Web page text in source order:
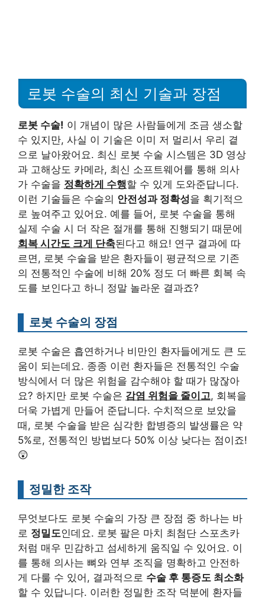
로봇 수술의 최신 기술과 장점
로봇 수술! 이 개념이 많은 사람들에게 조금 생소할
수 있지만, 사실 이 기술은 이미 저 멀리서 우리 곁
으로 날아왔어요. 최신 로봇 수술 시스템은 3D 영상
과 고해상도 카메라, 최신 소프트웨어를 통해 의사
가 수술을 정확하게 수행할 수 있게 도와준답니다.
이런 기술들은 수술의 안전성과 정확성을 획기적으
로 높여주고 있어요. 예를 들어, 로봇 수술을 통해
실제 수술 시 더 작은 절개를 통해 진행되기 때문에
회복 시간도 크게 단축된다고 해요! 연구 결과에 따
르면, 로봇 수술을 받은 환자들이 평균적으로 기존
의 전통적인 수술에 비해 20% 정도 더 빠른 회복 속
도를 보인다고 하니 정말 놀라운 결과죠?
로봇 수술의 장점
로봇 수술은 흡연하거나 비만인 환자들에게도 큰 도
움이 되는데요. 종종 이런 환자들은 전통적인 수술
방식에서 더 많은 위험을 감수해야 할 때가 많잖아
요? 하지만 로봇 수술은 감염 위험을 줄이고, 회복을
더욱 가볍게 만들어 준답니다. 수치적으로 보았을
때, 로봇 수술을 받은 심각한 합병증의 발생률은 약
5%로, 전통적인 방법보다 50% 이상 낮다는 점이죠!
😲
정밀한 조작
무엇보다도 로봇 수술의 가장 큰 장점 중 하나는 바
로 정밀도인데요. 로봇 팔은 마치 최첨단 스포츠카
처럼 매우 민감하고 섬세하게 움직일 수 있어요. 이
를 통해 의사는 뼈와 연부 조직을 명확하고 안전하
게 다룰 수 있어, 결과적으로 수술 후 통증도 최소화
할 수 있답니다. 이러한 정밀한 조작 덕분에 환자들